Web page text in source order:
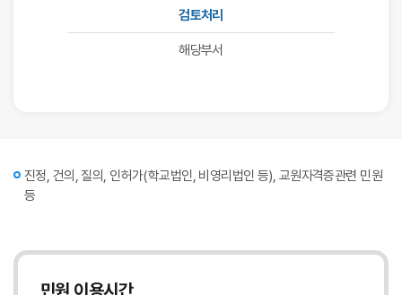
검토처리
해당부서
진정, 건의, 질의, 인허가(학교법인, 비영리법인 등), 교원자격증관련 민원
등
민원 이용시간